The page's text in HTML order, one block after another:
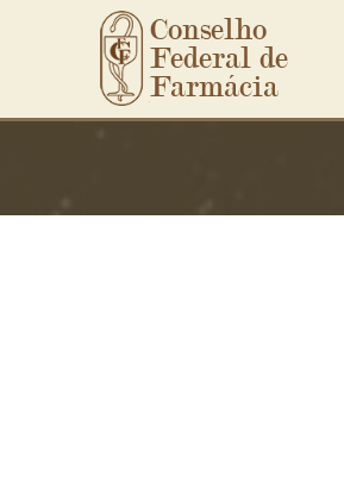
Ir para o conteúdo principal
Conselho
Federal de
Farmácia